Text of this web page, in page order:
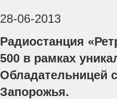
28-06-2013
Радиостанция
500 в рамках
Обладательницей
Запорожья.